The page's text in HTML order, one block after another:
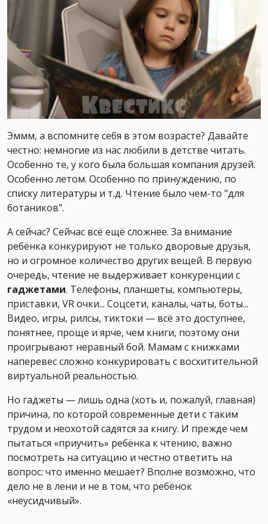
Эммм, а вспомните себя в этом возрасте? Давайте
честно: немногие из нас любили в детстве читать.
Особенно те, у кого была большая компания друзей.
Особенно летом. Особенно по принуждению, по
списку литературы и т.д. Чтение было чем-то "для
ботаников".
А сейчас? Сейчас всё ещё сложнее. За внимание
ребёнка конкурируют не только дворовые друзья,
но и огромное количество других вещей. В первую
очередь, чтение не выдерживает конкуренции с
гаджетами. Телефоны, планшеты, компьютеры,
приставки, VR очки... Соцсети, каналы, чаты, боты...
Видео, игры, рилсы, тиктоки — всё это доступнее,
понятнее, проще и ярче, чем книги, поэтому они
проигрывают неравный бой. Мамам с книжками
наперевес сложно конкурировать с восхитительной
виртуальной реальностью.
Но гаджеты — лишь одна (хоть и, пожалуй, главная)
причина, по которой современные дети с таким
трудом и неохотой садятся за книгу. И прежде чем
пытаться «приучить» ребёнка к чтению, важно
посмотреть на ситуацию и честно ответить на
вопрос: что именно мешает? Вполне возможно, что
дело не в лени и не в том, что ребёнок
«неусидчивый».